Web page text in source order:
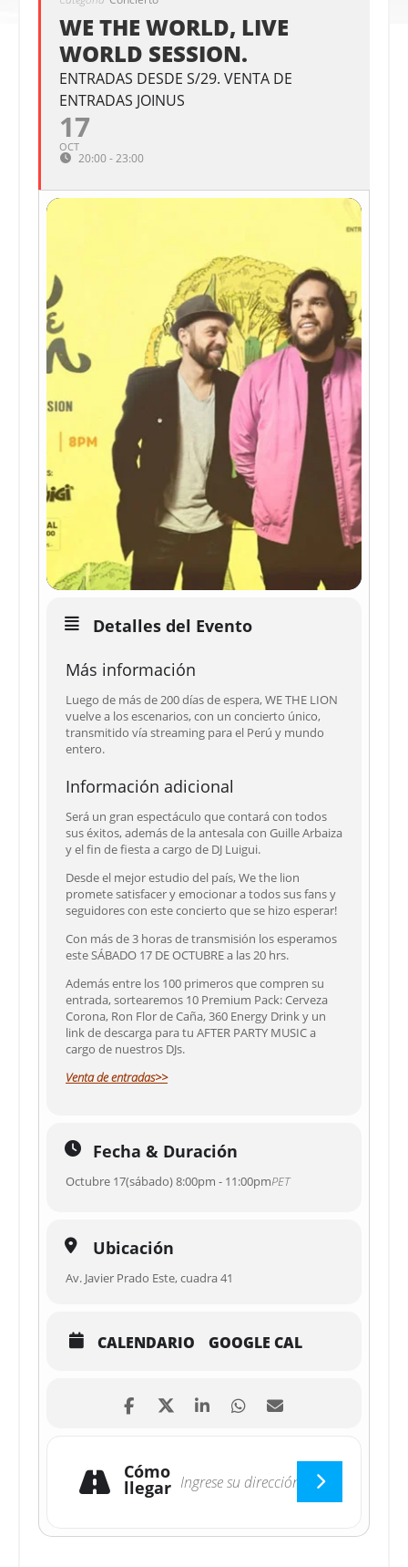
WE THE WORLD, LIVE
WORLD SESSION.
ENTRADAS DESDE S/29. VENTA DE
ENTRADAS JOINUS
17
OCT
20:00 - 23:00
Detalles del Evento
Más información
Luego de más de 200 días de espera, WE THE LION
vuelve a los escenarios, con un concierto único,
transmitido vía streaming para el Perú y mundo
entero.
Información adicional
Será un gran espectáculo que contará con todos
sus éxitos, además de la antesala con Guille Arbaiza
y el fin de fiesta a cargo de DJ Luigui.
Desde el mejor estudio del país, We the lion
promete satisfacer y emocionar a todos sus fans y
seguidores con este concierto que se hizo esperar!
Con más de 3 horas de transmisión los esperamos
este SÁBADO 17 DE OCTUBRE a las 20 hrs.
Además entre los 100 primeros que compren su
entrada, sortearemos 10 Premium Pack: Cerveza
Corona, Ron Flor de Caña, 360 Energy Drink y un
link de descarga para tu AFTER PARTY MUSIC a
cargo de nuestros DJs.
Venta de entradas>>
Fecha & Duración
Octubre 17(sábado) 8:00pm - 11:00pmPET
Ubicación
Av. Javier Prado Este, cuadra 41
CALENDARIO GOOGLE CAL
Cómo
llegar